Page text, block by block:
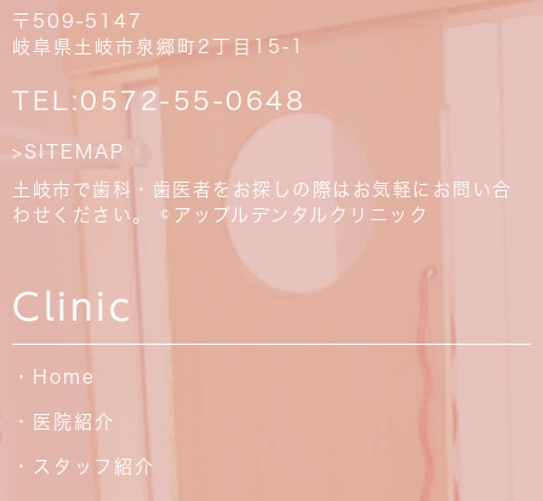
〒509-5147
岐阜県土岐市泉郷町2丁目15-1
TEL:0572-55-0648
>SITEMAP
土岐市で歯科・歯医者をお探しの際はお気軽にお問い合
わせください。 ©アップルデンタルクリニック
Clinic
・Home
・医院紹介
・スタッフ紹介